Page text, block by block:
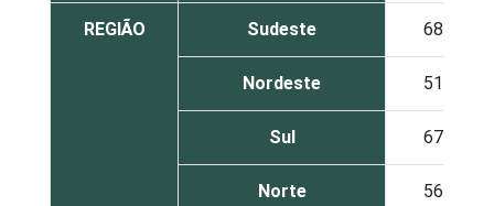
REGIÃO Sudeste 68
Nordeste 51
Sul 67
Norte 56